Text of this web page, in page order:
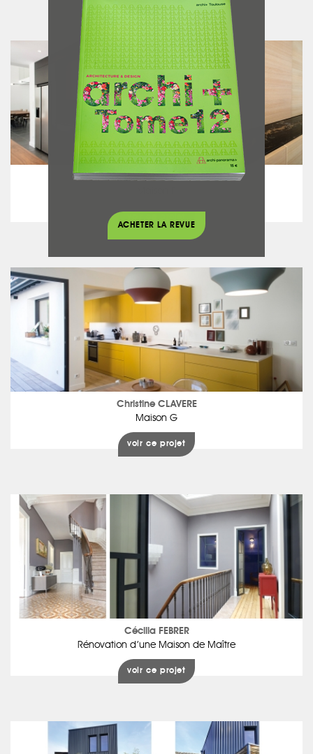
Christine CLAVERE
Christine CLAVERE
Maison G
voir ce projet
Cécilia FEBRER
Rénovation d’une Maison de Maître
voir ce projet
ACHETER LA REVUE